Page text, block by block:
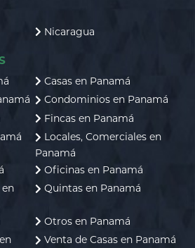
Nicaragua
Casas en Panamá
Condominios en Panamá
Fincas en Panamá
Locales, Comerciales en
Panamá
Oficinas en Panamá
en
Quintas en Panamá
Otros en Panamá
Venta de Casas en Panamá